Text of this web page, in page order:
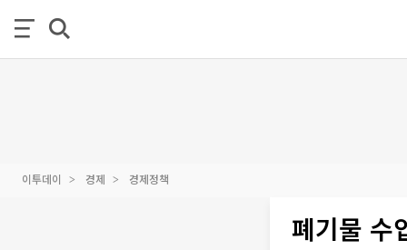
이투데이 경제 경제정책
폐기물 수